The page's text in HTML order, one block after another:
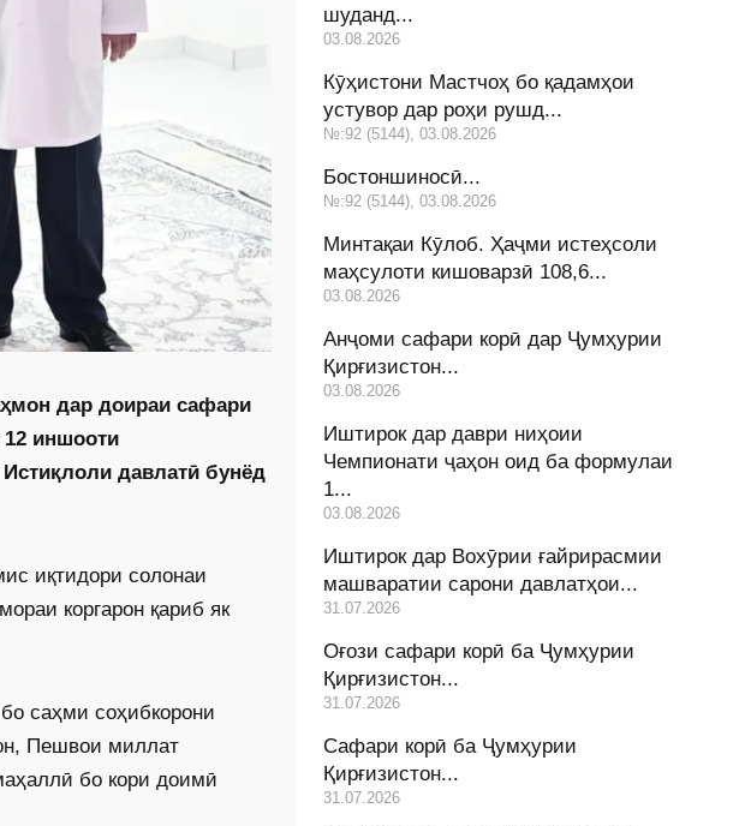
дар доираи сафари
иншооти
давлатӣ бунёд
иқтидори солонаи
коргарон қариб як
саҳми соҳибкорони
Пешвои миллат
бо кори доимӣ
шуданд...
03.08.2026
Кӯҳистони Мастчоҳ бо қадамҳои
устувор дар роҳи рушд...
№:92 (5144), 03.08.2026
Бостоншиносӣ...
№:92 (5144), 03.08.2026
Минтақаи Кӯлоб. Ҳаҷми истеҳсоли
маҳсулоти кишоварзӣ 108,6...
03.08.2026
Анҷоми сафари корӣ дар Ҷумҳурии
Қирғизистон...
03.08.2026
Иштирок дар даври ниҳоии
Чемпионати ҷаҳон оид ба формулаи
1...
03.08.2026
Иштирок дар Вохӯрии ғайрирасмии
машваратии сарони давлатҳои...
31.07.2026
Оғози сафари корӣ ба Ҷумҳурии
Қирғизистон...
31.07.2026
Сафари корӣ ба Ҷумҳурии
Қирғизистон...
31.07.2026